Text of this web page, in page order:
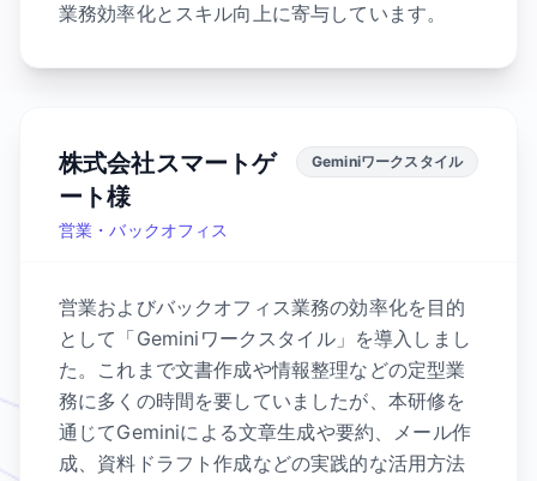
業務効率化とスキル向上に寄与しています。
株式会社スマートゲ
ート様
営業・バックオフィス
Geminiワークスタイル
営業およびバックオフィス業務の効率化を目的
として「Geminiワークスタイル」を導入しまし
た。これまで文書作成や情報整理などの定型業
務に多くの時間を要していましたが、本研修を
通じてGeminiによる文章生成や要約、メール作
成、資料ドラフト作成などの実践的な活用方法